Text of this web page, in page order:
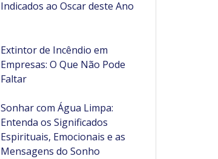
Indicados ao Oscar deste Ano
Extintor de Incêndio em
Empresas: O Que Não Pode
Faltar
Sonhar com Água Limpa:
Entenda os Significados
Espirituais, Emocionais e as
Mensagens do Sonho